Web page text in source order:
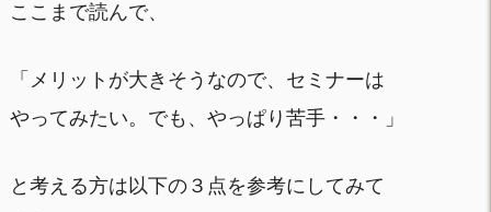
ここまで読んで、
「メリットが大きそうなので、セミナーは
やってみたい。でも、やっぱり苦手・・・」
と考える方は以下の３点を参考にしてみて